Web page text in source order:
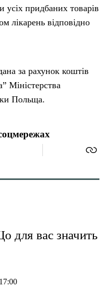
усіх придбаних товарів
лікарень відповідно
за рахунок коштів
Міністерства
Польща.
вас значить